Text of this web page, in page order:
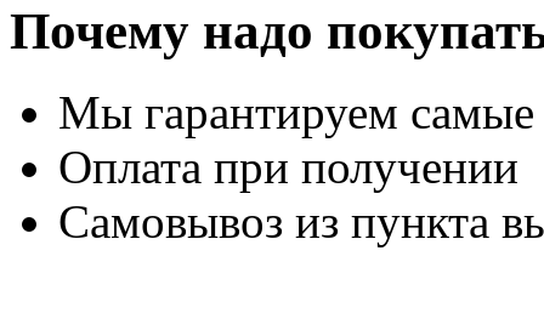
Почему надо
Мы гарантируем
Оплата при получении
Самовывоз из пункта